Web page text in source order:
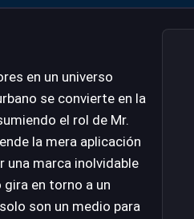
en un universo
se convierte en la
el rol de Mr.
la mera aplicación
una marca inolvidable
en torno a un
son un medio para